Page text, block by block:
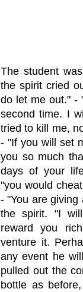
The student
the spirit cried
do let me out." -
second time. I
tried to kill me,
- "If you will set
you so much
days of your
"you would
- "You are giving
the spirit. "I
reward you
venture it.
any event he
pulled out the
bottle as